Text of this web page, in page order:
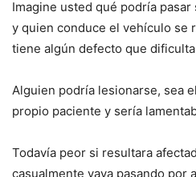
Imagine usted qué podría
y quien conduce el vehículo se
tiene algún defecto que
Alguien podría lesionarse, sea
propio paciente y sería
Todavía peor si resultara
casualmente vaya pasando por